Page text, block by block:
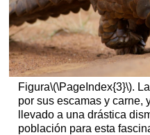
Figura\(\PageIndex{3}\).
por sus escamas y carne,
llevado a una drástica
población para esta